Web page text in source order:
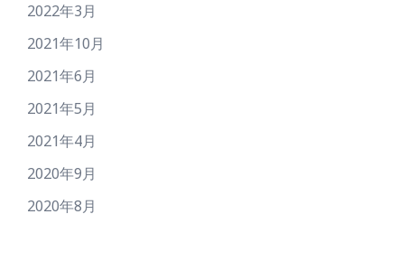
2022年3月
2021年10月
2021年6月
2021年5月
2021年4月
2020年9月
2020年8月